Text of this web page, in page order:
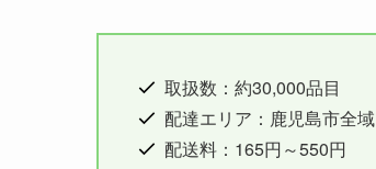
取扱数：約30,000品目
配達エリア：鹿児島市全域
配送料：165円～550円